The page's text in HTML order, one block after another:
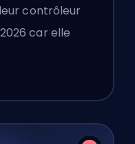
contrôleur
car elle